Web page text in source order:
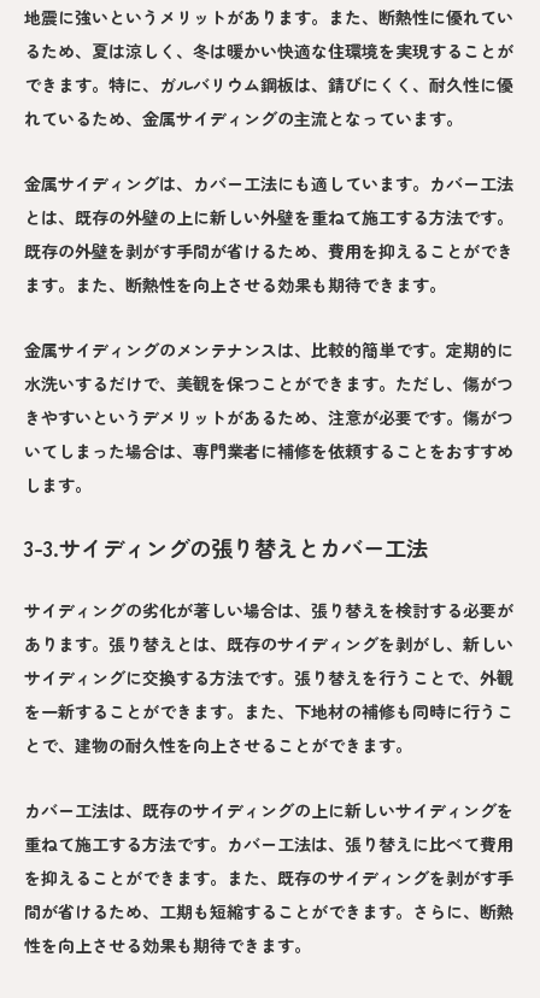
地震に強いというメリットがあります。また、断熱性に優れてい
るため、夏は涼しく、冬は暖かい快適な住環境を実現することが
できます。特に、ガルバリウム鋼板は、錆びにくく、耐久性に優
れているため、金属サイディングの主流となっています。
金属サイディングは、カバー工法にも適しています。カバー工法
とは、既存の外壁の上に新しい外壁を重ねて施工する方法です。
既存の外壁を剥がす手間が省けるため、費用を抑えることができ
ます。また、断熱性を向上させる効果も期待できます。
金属サイディングのメンテナンスは、比較的簡単です。定期的に
水洗いするだけで、美観を保つことができます。ただし、傷がつ
きやすいというデメリットがあるため、注意が必要です。傷がつ
いてしまった場合は、専門業者に補修を依頼することをおすすめ
します。
3-3.サイディングの張り替えとカバー工法
サイディングの劣化が著しい場合は、張り替えを検討する必要が
あります。張り替えとは、既存のサイディングを剥がし、新しい
サイディングに交換する方法です。張り替えを行うことで、外観
を一新することができます。また、下地材の補修も同時に行うこ
とで、建物の耐久性を向上させることができます。
カバー工法は、既存のサイディングの上に新しいサイディングを
重ねて施工する方法です。カバー工法は、張り替えに比べて費用
を抑えることができます。また、既存のサイディングを剥がす手
間が省けるため、工期も短縮することができます。さらに、断熱
性を向上させる効果も期待できます。